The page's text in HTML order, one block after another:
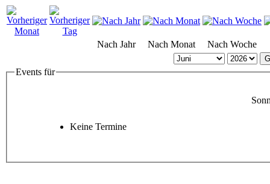
Nach Jahr Nach Monat Nach Woche
Events für
Keine Termine